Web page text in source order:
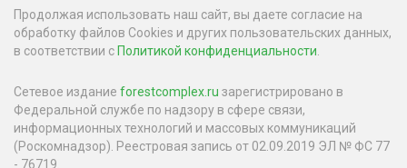
Продолжая использовать наш сайт, вы даете согласие на
обработку файлов Cookies и других пользовательских данных,
в соответствии с Политикой конфиденциальности
Сетевое издание forestcomplex.ru зарегистрировано в
Федеральной службе по надзору в сфере связи,
информационных технологий и массовых коммуникаций
(Роскомнадзор). Реестровая запись от 02.09.2019 ЭЛ № ФС 77
- 76719.